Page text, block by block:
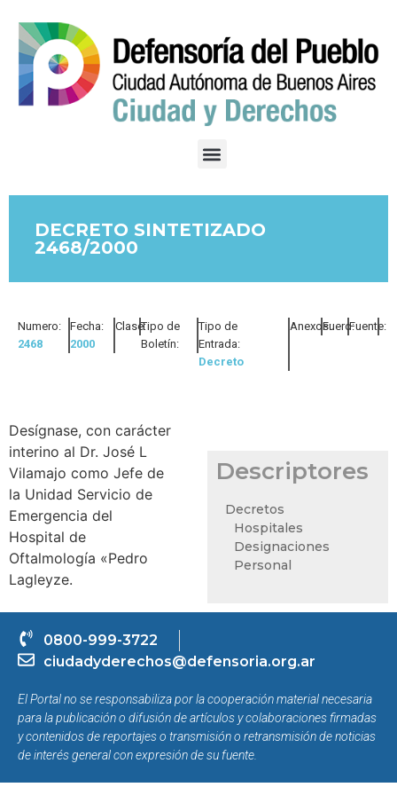
DECRETO SINTETIZADO
2468/2000
Numero:
2468
Fecha:
2000
Clase:Tipo de
Boletín:
Tipo de
Entrada:
Decreto
Anexos:Fuero:Fuente:
Desígnase, con carácter
interino al Dr. José L
Vilamajo como Jefe de
la Unidad Servicio de
Emergencia del
Hospital de
Oftalmología «Pedro
Lagleyze.
Descriptores
Decretos
Hospitales
Designaciones
Personal
0800-999-3722
ciudadyderechos@defensoria.org.ar
El Portal no se responsabiliza por la cooperación material necesaria
para la publicación o difusión de artículos y colaboraciones firmadas
y contenidos de reportajes o transmisión o retransmisión de noticias
de interés general con expresión de su fuente.